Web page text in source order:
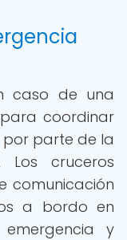
caso de una
coordinar
parte de la
Los cruceros
comunicación
a bordo en
y